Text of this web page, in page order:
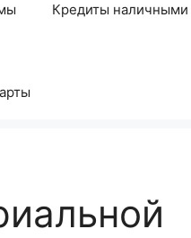
Кредиты наличными